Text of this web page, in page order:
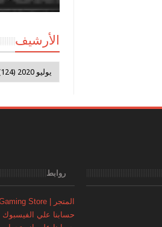
الأرشيف
روابط
المتجر | Gaming Store
حسابنا علي الفيسبوك